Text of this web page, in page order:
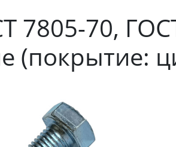
7805-70,
(покрытие: